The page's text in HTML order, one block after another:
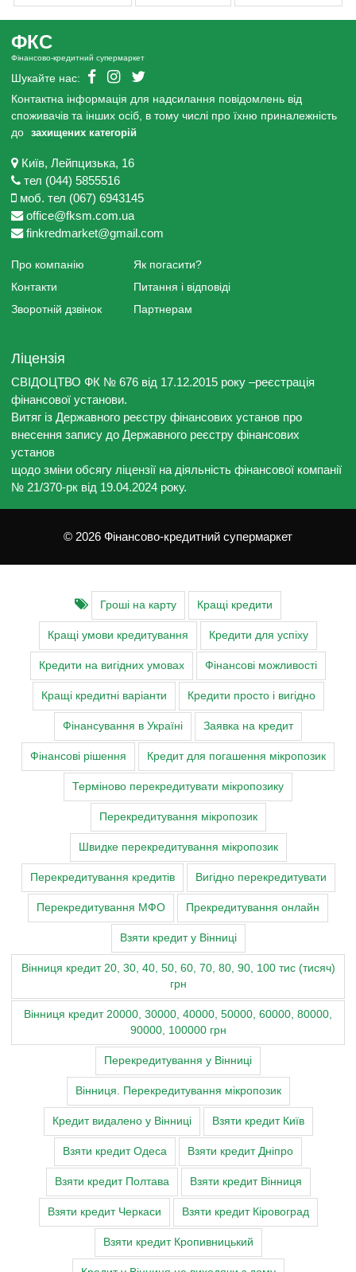
ФКС
Фінансово-кредитний супермаркет
Шукайте нас:
Контактна інформація для надсилання повідомлень від
споживачів та інших осіб, в тому числі про їхню приналежність
до
захищених категорій
Київ, Лейпцизька, 16
тел (044) 5855516
моб. тел (067) 6943145
office@fksm.com.ua
finkredmarket@gmail.com
Про компанію
Контакти
Зворотній дзвінок
Як погасити?
Питання і відповіді
Партнерам
Ліцензія
СВІДОЦТВО ФК № 676 від 17.12.2015 року –реєстрація
фінансової установи.
Витяг із Державного реєстру фінансових установ про
внесення запису до Державного реєстру фінансових
установ
щодо зміни обсягу ліцензії на діяльність фінансової компанії
№ 21/370-рк від 19.04.2024 року.
© 2026 Фінансово-кредитний супермаркет
Гроші на карту Кращі кредити
Кращі умови кредитування Кредити для успіху
Кредити на вигідних умовах Фінансові можливості
Кращі кредитні варіанти Кредити просто і вигідно
Фінансування в Україні Заявка на кредит
Фінансові рішення Кредит для погашення мікропозик
Терміново перекредитувати мікропозику
Перекредитування мікропозик
Швидке перекредитування мікропозик
Перекредитування кредитів Вигідно перекредитувати
Перекредитування МФО Прекредитування онлайн
Взяти кредит у Вінниці
Вінниця кредит 20, 30, 40, 50, 60, 70, 80, 90, 100 тис (тисяч)
грн
Вінниця кредит 20000, 30000, 40000, 50000, 60000, 80000,
90000, 100000 грн
Перекредитування у Вінниці
Вінниця. Перекредитування мікропозик
Кредит видалено у Вінниці Взяти кредит Київ
Взяти кредит Одеса Взяти кредит Дніпро
Взяти кредит Полтава Взяти кредит Вінниця
Взяти кредит Черкаси Взяти кредит Кіровоград
Взяти кредит Кропивницький